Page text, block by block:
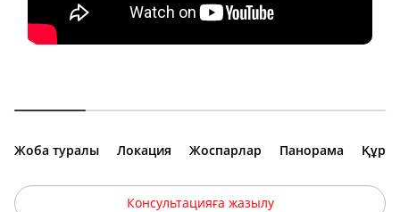
Жоба туралы Локация Жоспарлар Панорама
Консультацияға жазылу